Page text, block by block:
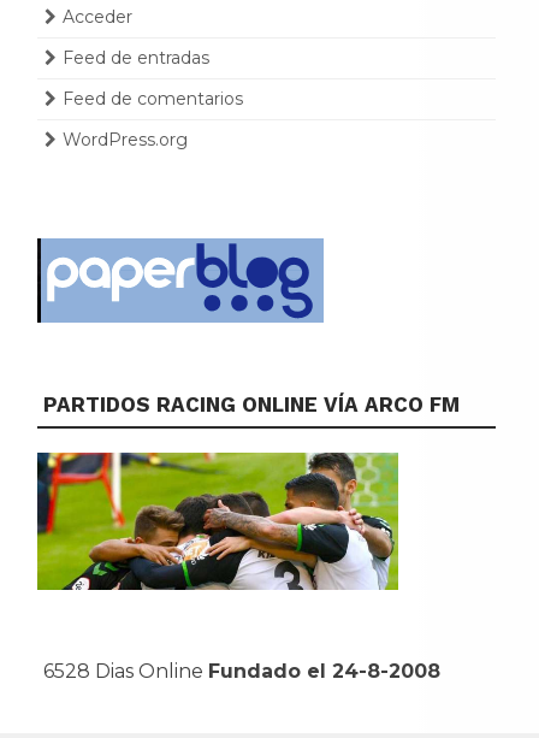
Acceder
Feed de entradas
Feed de comentarios
WordPress.org
PARTIDOS RACING ONLINE VÍA ARCO FM
6528 Dias Online Fundado el 24-8-2008